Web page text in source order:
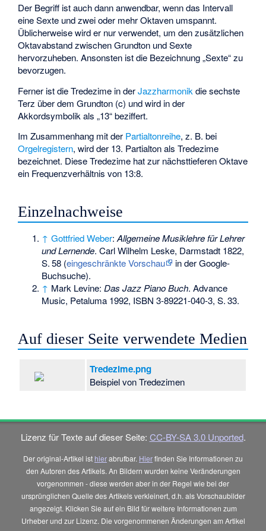
Der Begriff ist auch dann anwendbar, wenn das Intervall
eine Sexte und zwei oder mehr Oktaven umspannt.
Üblicherweise wird er nur verwendet, um den zusätzlichen
Oktavabstand zwischen Grundton und Sexte
hervorzuheben. Ansonsten ist die Bezeichnung „Sexte“ zu
bevorzugen.
Ferner ist die Tredezime in derJazzharmonik die sechste
Terz über dem Grundton (c) und wird in der
Akkordsymbolik als „13“ beziffert.
Im Zusammenhang mit der Partialtonreihe, z. B. bei
Orgelregistern, wird der 13. Partialton als Tredezime
bezeichnet. Diese Tredezime hat zur nächsttieferen Oktave
ein Frequenzverhältnis von 13:8.
Einzelnachweise
↑ Gottfried Weber:Allgemeine Musiklehre für Lehrer
und Lernende. Carl Wilhelm Leske, Darmstadt 1822,
S. 58 (eingeschränkte Vorschau
in der Google-
Buchsuche).
↑ Mark Levine:Das Jazz Piano Buch. Advance
Music, Petaluma 1992, ISBN 3-89221-040-3,S. 33.
Auf dieser Seite verwendete Medien
Tredezime.png
Beispiel von Tredezimen
Lizenz für Texte auf dieser Seite: CC-BY-SA 3.0 Unported.
Der original-Artikel ist hierabrufbar. Hierfinden Sie Informationen zu
den Autoren des Artikels. An Bildern wurden keine Veränderungen
vorgenommen - diese werden aber in der Regel wie bei der
ursprünglichen Quelle des Artikels verkleinert, d.h. als Vorschaubilder
angezeigt. Klicken Sie auf ein Bild für weitere Informationen zum
Urheber und zur Lizenz. Die vorgenommenen Änderungen am Artikel